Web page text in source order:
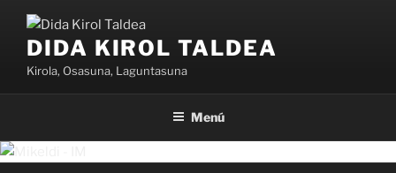
contenido
DIDA KIROL TALDEA
Kirola, Osasuna, Laguntasuna
Menú